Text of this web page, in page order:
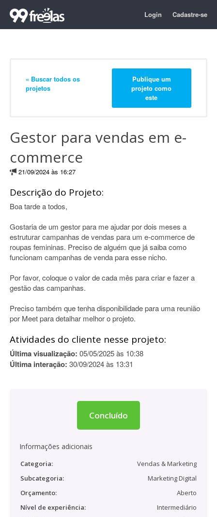
Login Cadastre-se
« Buscar todos os
projetos
Publique um
projeto como
este
Gestor para vendas em e-
commerce
21/09/2024 às 16:27
Descrição do Projeto:
Boa tarde a todos,
Gostaria de um gestor para me ajudar por dois meses a
estruturar campanhas de vendas para um e-commerce de
roupas femininas. Preciso de alguém que já saiba como
funcionam campanhas de venda para esse nicho.
Por favor, coloque o valor de cada mês para criar e fazer a
gestão das campanhas.
Preciso também que tenha disponibilidade para uma reunião
por Meet para detalhar melhor o projeto.
Atividades do cliente nesse projeto:
Última visualização: 05/05/2025 às 10:38
Última interação: 30/09/2024 às 13:31
Concluído
Informações adicionais
Categoria:
Vendas & Marketing
Subcategoria:
Marketing Digital
Orçamento:
Aberto
Nível de experiência:
Intermediário